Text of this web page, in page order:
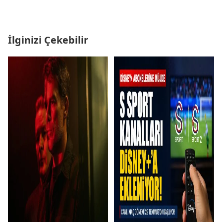
İlginizi Çekebilir